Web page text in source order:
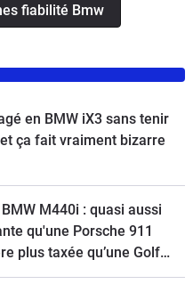
fiabilité Bmw
en BMW iX3 sans tenir
ça fait vraiment bizarre
M440i : quasi aussi
qu'une Porsche 911
plus taxée qu’une Golf